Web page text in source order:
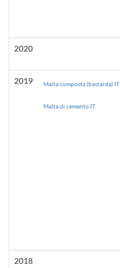
2020
2019 Malta composta (bastarda) IT
Malta di cemento IT
2018